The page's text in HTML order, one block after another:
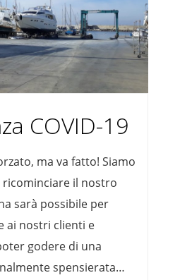
COVID-19
ma va fatto! Siamo
il nostro
sarà possibile per
ai nostri clienti e
godere di una
spensierata…